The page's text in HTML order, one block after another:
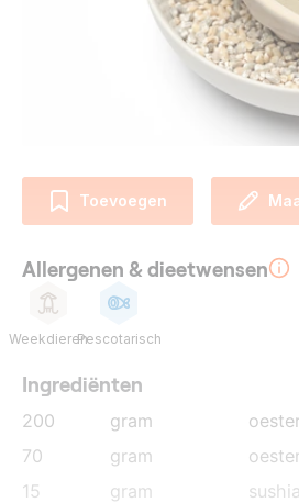
Toevoegen
Allergenen & dieetwensen
WeekdierenPescotarisch
Ingrediënten
200 gram
70
gram
15
gram